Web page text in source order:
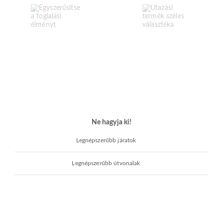
Ne hagyja ki!
Legnépszerűbb járatok
Legnépszerűbb útvonalak